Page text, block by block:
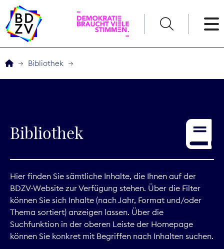
Service
Digitales
Kommunikation
Marktdaten
Bibliothek
Bibliothek
Hier finden Sie sämtliche Inhalte, die Ihnen auf der
BDZV-Website zur Verfügung stehen. Über die Filter
können Sie sich Inhalte (nach Jahr, Format und/oder
Thema sortiert) anzeigen lassen. Über die
Suchfunktion in der oberen Leiste der Homepage
können Sie konkret mit Begriffen nach Inhalten suchen.